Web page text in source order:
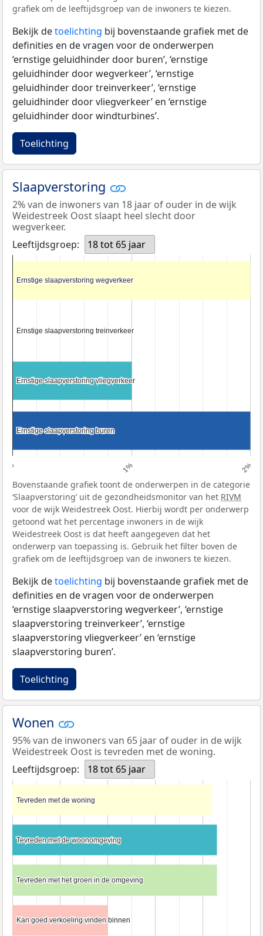
grafiek om de leeftijdsgroep van de inwoners te kiezen.
Bekijk detoelichting bij bovenstaande grafiek met de
definities en de vragen voor de onderwerpen
‘ernstige geluidhinder door buren’, ‘ernstige
geluidhinder door wegverkeer’, ‘ernstige
geluidhinder door treinverkeer’, ‘ernstige
geluidhinder door vliegverkeer’ en ‘ernstige
geluidhinder door windturbines’.
Toelichting
Slaapverstoring
2% van de inwoners van 18 jaar of ouder in de wijk
Weidestreek Oost slaapt heel slecht door
wegverkeer.
Leeftijdsgroep:
18 tot 65 jaar
0% 1% 2%
Ernstige slaapverstoring wegverkeer
Ernstige slaapverstoring wegverkeer
Ernstige slaapverstoring treinverkeer
Ernstige slaapverstoring treinverkeer
Ernstige slaapverstoring vliegverkeer
Ernstige slaapverstoring vliegverkeer
Ernstige slaapverstoring buren
Ernstige slaapverstoring buren
Bovenstaande grafiek toont de onderwerpen in de categorie
‘Slaapverstoring’ uit de gezondheidsmonitor van het RIVM
voor de wijk Weidestreek Oost. Hierbij wordt per onderwerp
getoond wat het percentage inwoners in de wijk
Weidestreek Oost is dat heeft aangegeven dat het
onderwerp van toepassing is. Gebruik het filter boven de
grafiek om de leeftijdsgroep van de inwoners te kiezen.
Bekijk detoelichting bij bovenstaande grafiek met de
definities en de vragen voor de onderwerpen
‘ernstige slaapverstoring wegverkeer’, ‘ernstige
slaapverstoring treinverkeer’, ‘ernstige
slaapverstoring vliegverkeer’ en ‘ernstige
slaapverstoring buren’.
Toelichting
Wonen
95% van de inwoners van 65 jaar of ouder in de wijk
Weidestreek Oost is tevreden met de woning.
Leeftijdsgroep:
18 tot 65 jaar
Tevreden met de woning
Tevreden met de woning
Tevreden met de woonomgeving
Tevreden met de woonomgeving
Tevreden met het groen in de omgeving
Tevreden met het groen in de omgeving
Kan goed verkoeling vinden binnen
Kan goed verkoeling vinden binnen